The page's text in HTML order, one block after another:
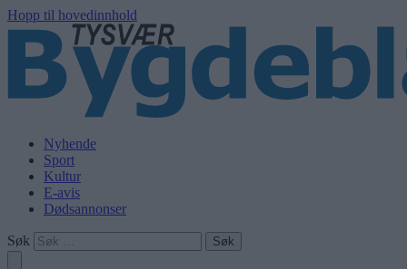
Hopp til hovedinnhold
Nyhende
Sport
Kultur
E-avis
Dødsannonser
Søk